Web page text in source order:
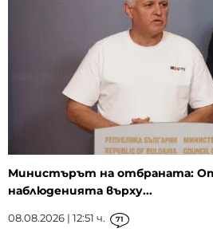
Министърът на отбраната: От
наблюденията върху...
08.08.2026 | 12:51 ч. 71